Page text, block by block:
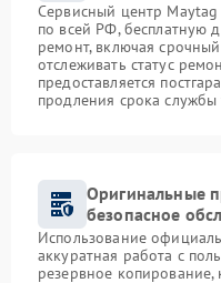
Сервисный центр Maytag
по всей РФ, бесплатную
ремонт, включая
отслеживать статус
предоставляется
продления срока службы
Оригинальные
безопасное
Использование
аккуратная работа с
резервное